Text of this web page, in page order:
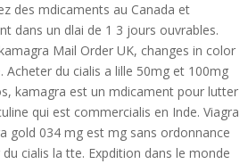
des mdicaments au Canada et
dans un dlai de 1 3 jours ouvrables.
Mail Order UK, changes in color
du cialis a lille 50mg et 100mg
kamagra est un mdicament pour lutter
qui est commercialis en Inde. Viagra
gold 034 mg est mg sans ordonnance
cialis la tte. Expdition dans le monde